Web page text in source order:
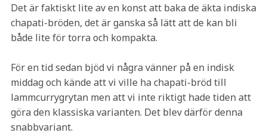
Det är faktiskt lite av en konst att baka de äkta indiska
chapati-bröden, det är ganska så lätt att de kan bli
både lite för torra och kompakta.
För en tid sedan bjöd vi några vänner på en indisk
middag och kände att vi ville ha chapati-bröd till
lammcurrygrytan men att vi inte riktigt hade tiden att
göra den klassiska varianten. Det blev därför denna
snabbvariant.